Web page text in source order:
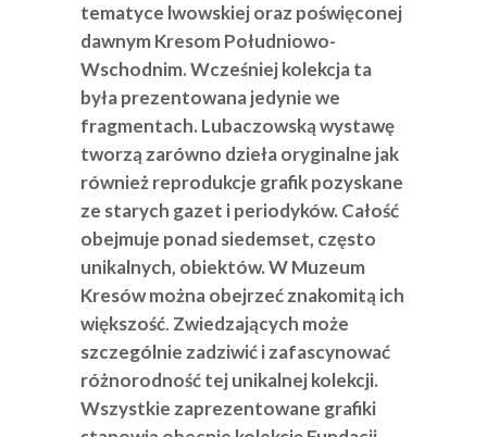
tematyce lwowskiej oraz poświęconej
dawnym Kresom Południowo-
Wschodnim. Wcześniej kolekcja ta
była prezentowana jedynie we
fragmentach. Lubaczowską wystawę
tworzą zarówno dzieła oryginalne jak
również reprodukcje grafik pozyskane
ze starych gazet i periodyków. Całość
obejmuje ponad siedemset, często
unikalnych, obiektów. W Muzeum
Kresów można obejrzeć znakomitą ich
większość. Zwiedzających może
szczególnie zadziwić i zafascynować
różnorodność tej unikalnej kolekcji.
Wszystkie zaprezentowane grafiki